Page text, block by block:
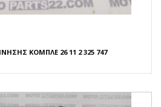
ΚΟΜΠΛΕ 26 11 2 325 747